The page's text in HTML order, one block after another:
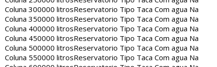
Coluna 300000 litrosReservatorio Tipo Taca Com agua Na
Coluna 350000 litrosReservatorio Tipo Taca Com agua Na
Coluna 400000 litrosReservatorio Tipo Taca Com agua Na
Coluna 450000 litrosReservatorio Tipo Taca Com agua Na
Coluna 500000 litrosReservatorio Tipo Taca Com agua Na
Coluna 550000 litrosReservatorio Tipo Taca Com agua Na